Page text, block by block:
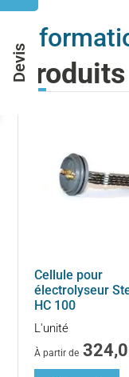
Devis
Cellule pour
électrolyseur
HC 100
L'unité
À partir de